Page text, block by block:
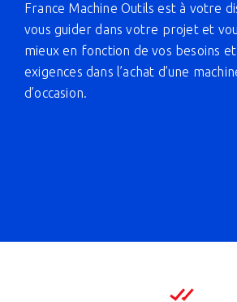
France Machine Outils est à votre
vous guider dans votre projet et
mieux en fonction de vos besoins
exigences dans l’achat d’une
d’occasion.